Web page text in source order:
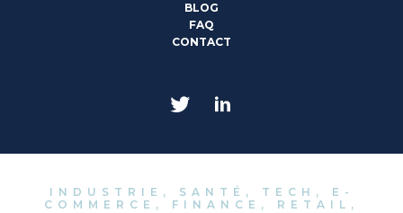
BLOG
FAQ
CONTACT
INDUSTRIE, SANTÉ, TECH, E-
COMMERCE, FINANCE, RETAIL,